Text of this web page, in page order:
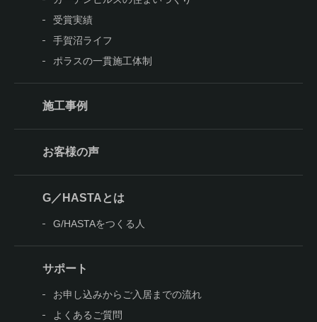
受賞実績
手賀沼ライフ
ポラスの一貫施工体制
施工事例
お客様の声
G／HASTAとは
G/HASTAをつくる人
サポート
お申し込みからご入居までの流れ
よくあるご質問